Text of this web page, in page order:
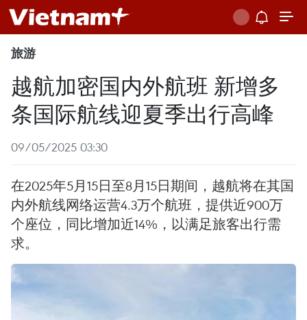
旅游
越航加密国内外航班 新增多
条国际航线迎夏季出行高峰
09/05/2025 03:30
在2025年5月15日至8月15日期间，越航将在其国
内外航线网络运营4.3万个航班，提供近900万
个座位，同比增加近14%，以满足旅客出行需
求。